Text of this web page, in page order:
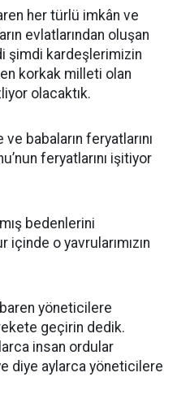
her türlü imkân ve
evlatlarından oluşan
şimdi kardeşlerimizin
en korkak milleti olan
olacaktık.
babaların feryatlarını
feryatlarını işitiyor
bedenlerini
o yavrularımızın
yöneticilere
geçirin dedik.
insan ordular
diye aylarca yöneticilere